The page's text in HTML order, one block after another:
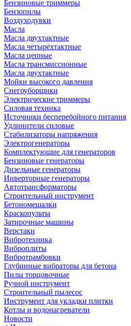
Бензиновые триммеры
Бензопилы
Воздуходувки
Масла
Масла двухтактные
Масла четырёхтактные
Масла цепные
Масла трансмиссионные
Масла двухтактные
Мойки высокого давления
Снегоуборщики
Электрические триммеры
Силовая техника
Источники бесперебойного питания
Удлинители силовые
Стабилизаторы напряжения
Электрогенераторы
Комплектующие для генераторов
Бензиновые генераторы
Дизельные генераторы
Инверторные генераторы
Автотрансформаторы
Строительный инструмент
Бетономешалки
Краскопульты
Затирочные машины
Верстаки
Вибротехника
Виброплиты
Вибротрамбовки
Глубинные вибраторы для бетона
Пилы торцовочные
Ручной инструмент
Строительный пылесос
Инструмент для укладки плитки
Котлы и водонагреватели
Новости